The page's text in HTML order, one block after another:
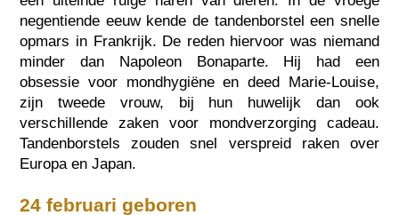
negentiende eeuw kende de tandenborstel een snelle
opmars in Frankrijk. De reden hiervoor was niemand
minder dan Napoleon Bonaparte. Hij had een
obsessie voor mondhygiëne en deed Marie-Louise,
zijn tweede vrouw, bij hun huwelijk dan ook
verschillende zaken voor mondverzorging cadeau.
Tandenborstels zouden snel verspreid raken over
Europa en Japan.
24 februari geboren